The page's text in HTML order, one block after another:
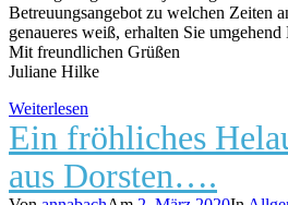
Betreuungsangebot zu welchen Zeiten
genaueres weiß, erhalten Sie
Mit freundlichen Grüßen
Juliane Hilke
Weiterlesen
Ein fröhliches
aus Dorsten….